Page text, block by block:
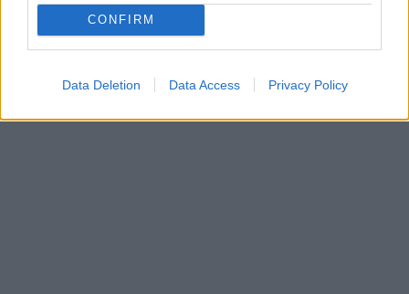
CONFIRM
Data Deletion Data Access Privacy Policy